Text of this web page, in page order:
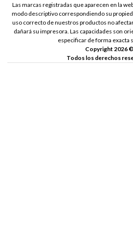
Las marcas registradas que aparecen en la
modo descriptivo correspondiendo su
uso correcto de nuestros productos no
dañará su impresora. Las capacidades son
especificar de forma exacta
Copyright 2026 ©
Todos los derechos